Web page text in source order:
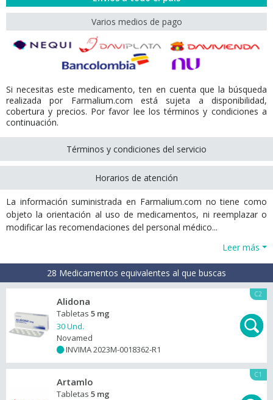
Varios medios de pago
Si necesitas este medicamento, ten en cuenta que la búsqueda
realizada por Farmalium.com está sujeta a disponibilidad,
cobertura y precios. Por favor lee los términos y condiciones a
continuación.
Términos y condiciones del servicio
Horarios de atención
La información suministrada en Farmalium.com no tiene como
objeto la orientación al uso de medicamentos, ni reemplazar o
modificar las recomendaciones del personal médico...
Leer más
28 Medicamentos equivalentes al que buscas
C2
Alidona
Tabletas 5 mg
30 Und.
Novamed
INVIMA 2023M-0018362-R1
C1
Artamlo
Tabletas 5 mg